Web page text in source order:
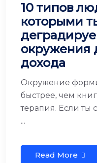
10 типов
которыми
окружения
дохода
Окружение
быстрее, чем
терапия. Если ты
...
Read More